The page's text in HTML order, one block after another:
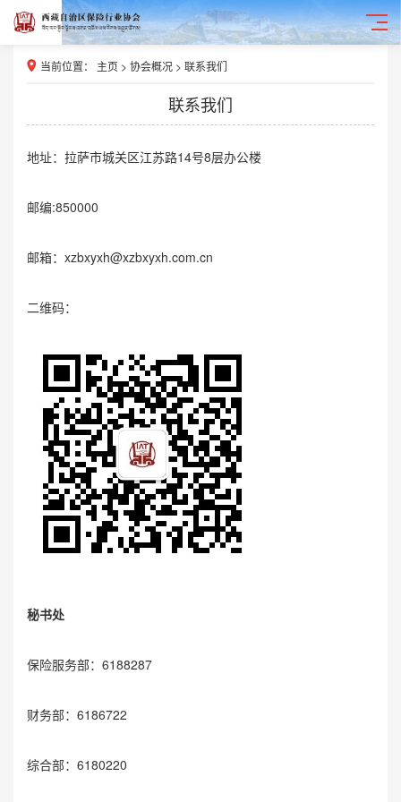
当前位置： 主页 > 协会概况 > 联系我们
联系我们
地址：拉萨市城关区江苏路14号8层办公楼
邮编:850000
邮箱：xzbxyxh@xzbxyxh.com.cn
二维码：
秘书处
保险服务部：6188287
财务部：6186722
综合部：6180220